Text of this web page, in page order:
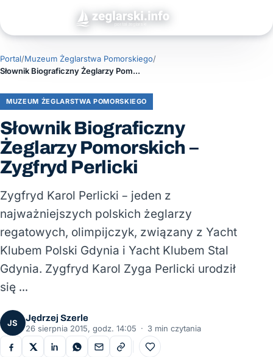
Portal/Muzeum Żeglarstwa Pomorskiego/
Słownik Biograficzny Żeglarzy Pomorskich – Zygfryd Perlicki
MUZEUM ŻEGLARSTWA POMORSKIEGO
Słownik Biograficzny
Żeglarzy Pomorskich –
Zygfryd Perlicki
Zygfryd Karol Perlicki – jeden z
najważniejszych polskich żeglarzy
regatowych, olimpijczyk, związany z Yacht
Klubem Polski Gdynia i Yacht Klubem Stal
Gdynia. Zygfryd Karol Zyga Perlicki urodził
się …
JS
Jędrzej Szerle
26 sierpnia 2015, godz. 14:05 · 3 min czytania
Do ulubionych